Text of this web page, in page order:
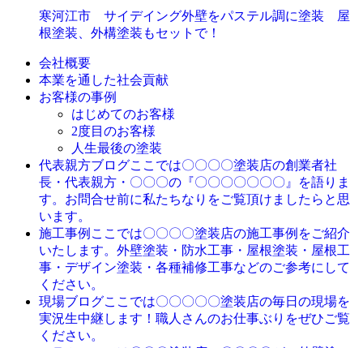
寒河江市 サイデイング外壁をパステル調に塗装 屋
根塗装、外構塗装もセットで！
会社概要
本業を通した社会貢献
お客様の事例
はじめてのお客様
2度目のお客様
人生最後の塗装
代表親方ブログここでは〇〇〇〇塗装店の創業者社
長・代表親方・〇〇〇の『〇〇〇〇〇〇〇』を語りま
す。お問合せ前に私たちなりをご覧頂けましたらと思
います。
施工事例 ここでは〇〇〇〇塗装店の施工事例をご紹介
いたします。外壁塗装・防水工事・屋根塗装・屋根工
事・デザイン塗装・各種補修工事などのご参考にして
ください。
現場ブログここでは〇〇〇〇〇塗装店の毎日の現場を
実況生中継します！職人さんのお仕事ぶりをぜひご覧
ください。